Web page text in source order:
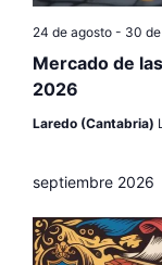
Mercado de
2026
24 de agosto- 30
Laredo (Cantabria)
septiembre 2026